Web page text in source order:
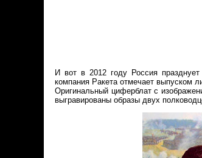
И вот в 2012 году Россия
компания Ракета отмечает выпуском
Оригинальный циферблат с
выгравированы образы двух